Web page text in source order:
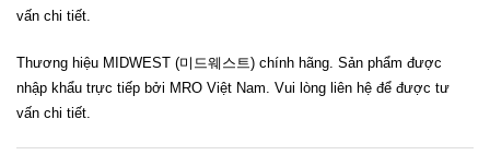
vấn chi tiết.
Thương hiệu MIDWEST (미드웨스트) chính hãng. Sản phẩm được
nhập khẩu trực tiếp bởi MRO Việt Nam. Vui lòng liên hệ để được tư
vấn chi tiết.